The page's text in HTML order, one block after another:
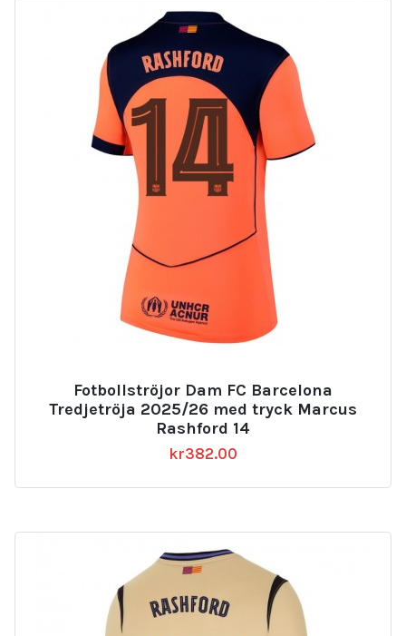
Fotbollströjor Dam FC Barcelona
Tredjetröja 2025/26 med tryck Marcus
Rashford 14
kr382.00